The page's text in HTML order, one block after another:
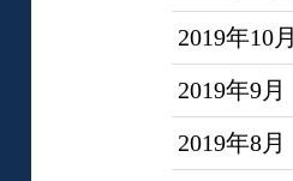
2019年10月
2019年9月
2019年8月